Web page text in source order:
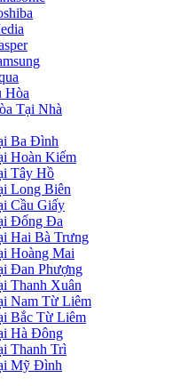
Hòa
Tại Nhà
Ba Đình
Hoàn Kiếm
Tây Hồ
Long Biên
Cầu Giấy
Đống Đa
Hai Bà Trưng
Hoàng Mai
Đan Phượng
Thanh Xuân
Nam Từ Liêm
Bắc Từ Liêm
Hà Đông
Thanh Trì
Mỹ Đình